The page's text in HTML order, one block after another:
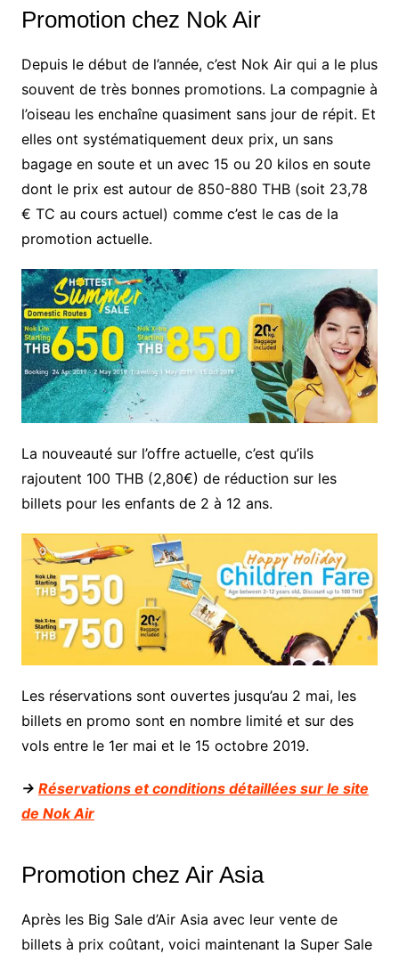
Promotion chez Nok Air
Depuis le début de l’année, c’est Nok Air qui a le plus
souvent de très bonnes promotions. La compagnie à
l’oiseau les enchaîne quasiment sans jour de répit. Et
elles ont systématiquement deux prix, un sans
bagage en soute et un avec 15 ou 20 kilos en soute
dont le prix est autour de 850-880 THB (soit 23,78
€ TC au cours actuel) comme c’est le cas de la
promotion actuelle.
La nouveauté sur l’offre actuelle, c’est qu’ils
rajoutent 100 THB (2,80€) de réduction sur les
billets pour les enfants de 2 à 12 ans.
Les réservations sont ouvertes jusqu’au 2 mai, les
billets en promo sont en nombre limité et sur des
vols entre le 1er mai et le 15 octobre 2019.
-> Réservations et conditions détaillées sur le site
de Nok Air
Promotion chez Air Asia
Après les Big Sale d’Air Asia avec leur vente de
billets à prix coûtant, voici maintenant la Super Sale